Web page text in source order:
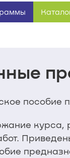
пособие
курса,